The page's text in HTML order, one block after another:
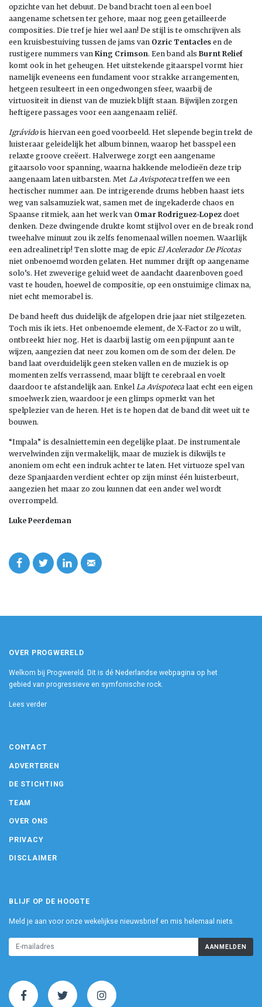
opzichte van het debuut. De band bracht toen al een boel
aangename schetsen ter gehore, maar nog geen getailleerde
composities. Die tref je hier wel aan! De stijl is te omschrijven als
een kruisbestuiving tussen de jams van Ozric Tentacles en de
rustigere nummers van King Crimson. Een band als Burnt Relief
komt ook in het geheugen. Het uitstekende gitaarspel vormt hier
namelijk eveneens een fundament voor strakke arrangementen,
hetgeen resulteert in een ongedwongen sfeer, waarbij de
virtuositeit in dienst van de muziek blijft staan. Bijwijlen zorgen
heftigere passages voor een aangenaam reliëf.
Igrávidois hiervan een goed voorbeeld. Het slepende begin trekt de
luisteraar geleidelijk het album binnen, waarop het basspel een
relaxte groove creëert. Halverwege zorgt een aangename
gitaarsolo voor spanning, waarna hakkende melodieën deze trip
aangenaam laten uitbarsten. Met La Avispoteca treffen we een
hectischer nummer aan. De intrigerende drums hebben haast iets
weg van salsamuziek wat, samen met de ingekaderde chaos en
Spaanse ritmiek, aan het werk van Omar Rodriguez-Lopez doet
denken. Deze dwingende drukte komt stijlvol over en de break rond
tweehalve minuut zou ik zelfs fenomenaal willen noemen. Waarlijk
een adrealinetrip! Ten slotte mag de epic El Acelerador De Picotas
niet onbenoemd worden gelaten. Het nummer drijft op aangename
solo’s. Het zweverige geluid weet de aandacht daarenboven goed
vast te houden, hoewel de compositie, op een onstuimige climax na,
niet echt memorabel is.
De band heeft dus duidelijk de afgelopen drie jaar niet stilgezeten.
Toch mis ik iets. Het onbenoemde element, de X-Factor zo u wilt,
ontbreekt hier nog. Het is daarbij lastig om een pijnpunt aan te
wijzen, aangezien dat neer zou komen om de som der delen. De
band laat overduidelijk geen steken vallen en de muziek is op
momenten zelfs verrassend, maar blijft te cerebraal en voelt
daardoor te afstandelijk aan. Enkel La Avispoteca laat echt een eigen
smoelwerk zien, waardoor je een glimps opmerkt van het
spelplezier van de heren. Het is te hopen dat de band dit weet uit te
bouwen.
“Impala” is desalniettemin een degelijke plaat. De instrumentale
wervelwinden zijn vermakelijk, maar de muziek is dikwijls te
anoniem om echt een indruk achter te laten. Het virtuoze spel van
deze Spanjaarden verdient echter op zijn minst één luisterbeurt,
aangezien het maar zo zou kunnen dat een ander wel wordt
overrompeld.
Luke Peerdeman
OVER PROGWERELD
Welkom bij Progwereld. Dit is dé Nederlandse webpagina op het
gebied van progressieve en symfonische rock.
Lees verder
CONTACT
ADVERTEREN
DE STICHTING
TEAM
OVER ONS
PRIVACY
DISCLAIMER
BLIJF OP DE HOOGTE
Meld je aan voor onze wekelijkse nieuwsbrief en mis helemaal niets.
AANMELDEN